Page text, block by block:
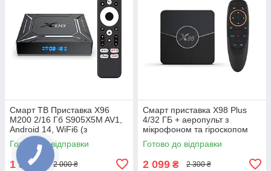
Смарт ТВ Приставка X96
M200 2/16 Гб S905X5M AV1,
Android 14, WiFi6 (з
налаштуваннями)
Готово до відправки
1 825 2 000 ₴
Смарт приставка X98 Plus
4/32 ГБ + аеропульт з
мікрофоном та гіроскопом
Готово до відправки
2 099 ₴ 2 300 ₴